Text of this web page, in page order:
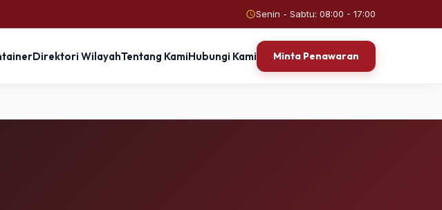
Senin - Sabtu: 08:00 - 17:00
Direktori WilayahTentang KamiHubungi Kami Minta Penawaran